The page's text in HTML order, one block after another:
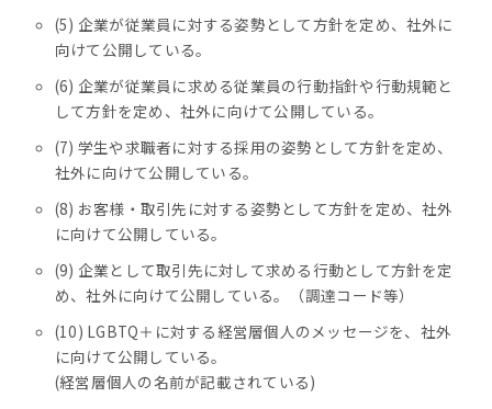
(5) 企業が従業員に対する姿勢として方針を定め、社外に
向けて公開している。
(6) 企業が従業員に求める従業員の行動指針や行動規範と
して方針を定め、社外に向けて公開している。
(7) 学生や求職者に対する採用の姿勢として方針を定め、
社外に向けて公開している。
(8) お客様・取引先に対する姿勢として方針を定め、社外
に向けて公開している。
(9) 企業として取引先に対して求める行動として方針を定
め、社外に向けて公開している。（調達コード等）
(10) LGBTQ＋に対する経営層個人のメッセージを、社外
に向けて公開している。
(経営層個人の名前が記載されている)